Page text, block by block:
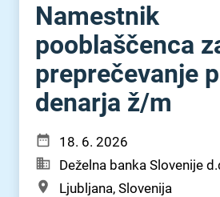
Namestnik
pooblaščenca
preprečevanje
denarja ž⁠/⁠m
18. 6. 2026
Deželna banka Slovenije
Ljubljana, Slovenija